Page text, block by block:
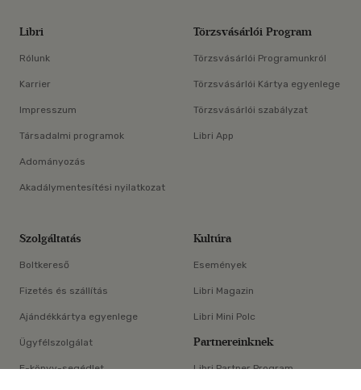
×
Libri
Rólunk
Karrier
Impresszum
Társadalmi programok
Adományozás
Akadálymentesítési nyilatkozat
Törzsvásárlói Program
Törzsvásárlói Programunkról
Törzsvásárlói Kártya egyenlege
Törzsvásárlói szabályzat
Libri App
Szolgáltatás
Boltkereső
Fizetés és szállítás
Ajándékkártya egyenlege
Ügyfélszolgálat
E-könyv-segédlet
Kultúra
Események
Libri Magazin
Libri Mini Polc
Partnereinknek
Libri Partner Program